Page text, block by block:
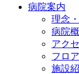
病院案内
理念
病院
アク
フロ
施設